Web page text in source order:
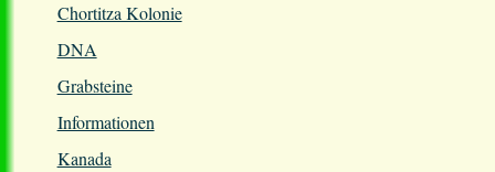
Chortitza Kolonie
DNA
Grabsteine
Informationen
Kanada